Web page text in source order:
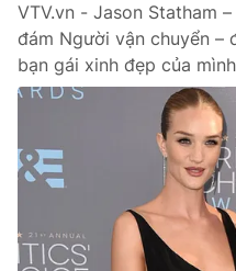
VTV.vn - Jason Statham
đám Người vận chuyển –
bạn gái xinh đẹp của